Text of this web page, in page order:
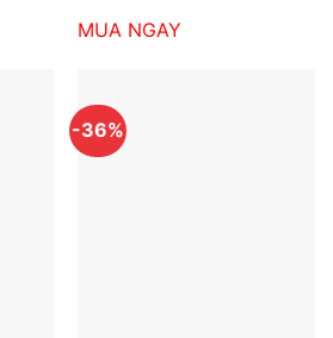
1,600,000₫.
MUA NGAY
-36%